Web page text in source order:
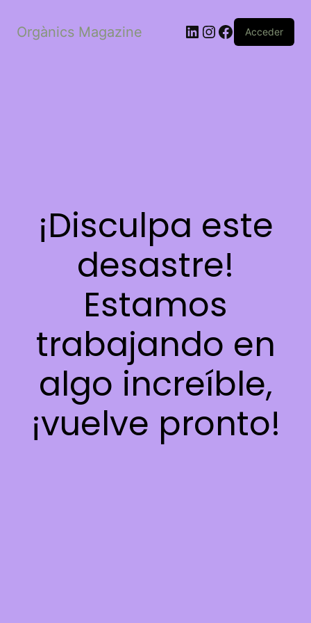
Orgànics Magazine LinkedIn
Instagram
Facebook
Acceder
¡Disculpa este
desastre!
Estamos
trabajando en
algo increíble,
¡vuelve pronto!